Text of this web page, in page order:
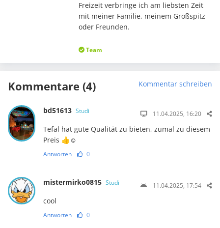
Freizeit verbringe ich am liebsten Zeit
mit meiner Familie, meinem Großspitz
oder Freunden.
Team
Kommentare (4) Kommentar schreiben
bd51613 Studi 11.04.2025, 16:20
Tefal hat gute Qualität zu bieten, zumal zu diesem
Preis 👍☺️
Antworten 0
mistermirko0815 Studi 11.04.2025, 17:54
cool
Antworten 0